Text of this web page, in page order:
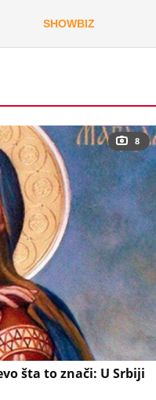
SHOWBIZ
8
šta to znači: U Srbiji